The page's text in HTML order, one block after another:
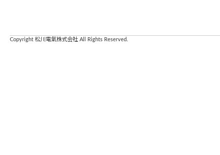
Copyright 松川電氣株式会社 All Rights Reserved.